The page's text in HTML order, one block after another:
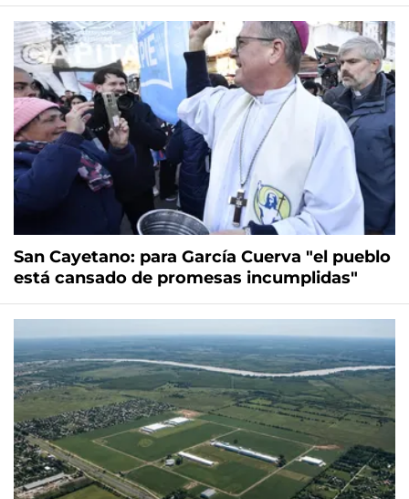
San Cayetano: para García Cuerva "el pueblo
está cansado de promesas incumplidas"